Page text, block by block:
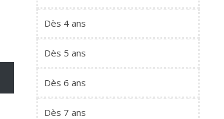
Dès 4 ans
Dès 5 ans
Dès 6 ans
Dès 7 ans